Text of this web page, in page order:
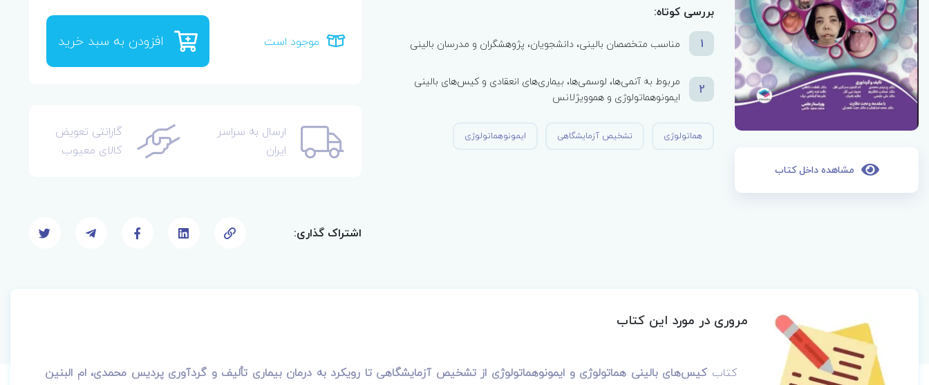
مشاهده داخل کتاب
بررسی کوتاه:
1
مناسب متخصصان بالینی، دانشجویان، پژوهشگران و مدرسان بالینی
2
مربوط به آنمی‌ها، لوسمی‌ها، بیماری‌های انعقادی و کیس‌های بالینی
ایمونوهماتولوژی و هموویژلانس
هماتولوژی تشخیص آزمایشگاهی ایمونوهماتولوژی
موجود است افزودن به سبد خرید
ارسال به سراسر
ایران
گارانتی تعویض
کالای معیوب
اشتراک گذاری:
مروری در مورد این کتاب
کتاب کیس‌های بالینی هماتولوژی و ایمونوهماتولوژی از تشخیص آزمایشگاهی تا رویکرد به درمان بیماری تألیف و گردآوری پردیس محمدی، ام البنین